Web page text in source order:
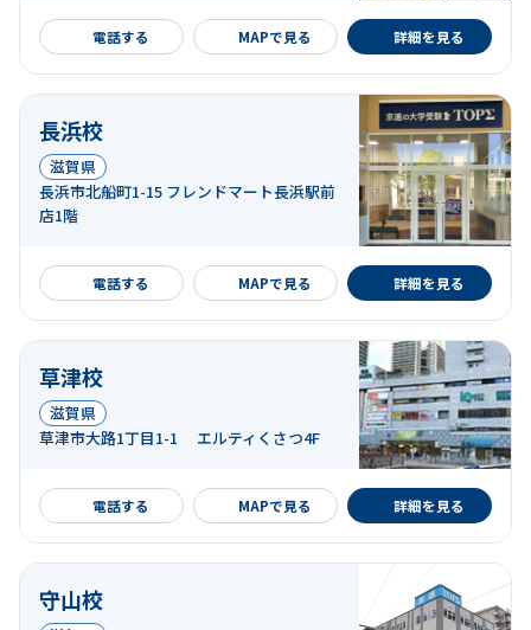
電話する MAPで見る
詳細を見る
詳細を見る
長浜校
滋賀県
長浜市北船町1-15 フレンドマート長浜駅前
店1階
電話する MAPで見る
詳細を見る
詳細を見る
草津校
滋賀県
草津市大路1丁目1-1 エルティくさつ4F
電話する MAPで見る
詳細を見る
詳細を見る
守山校